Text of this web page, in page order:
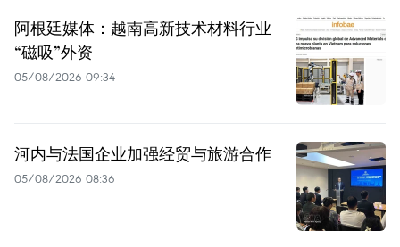
阿根廷媒体：越南高新技术材料行业
“磁吸”外资
05/08/2026 09:34
河内与法国企业加强经贸与旅游合作
05/08/2026 08:36